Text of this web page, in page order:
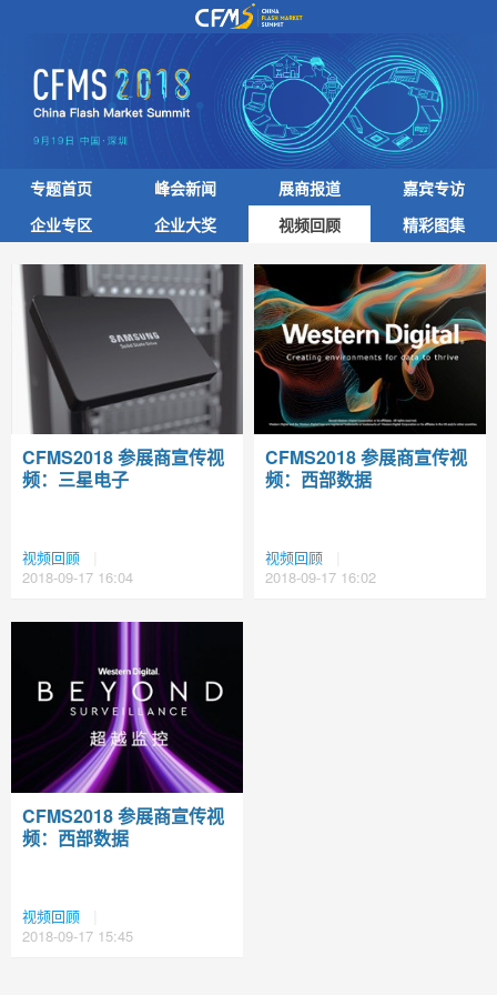
专题首页 峰会新闻 展商报道
嘉宾专访
企业专区
企业大奖 视频回顾 精彩图集
CFMS2018 参展商宣传视
频：三星电子
视频回顾
2018-09-17 16:04
CFMS2018 参展商宣传视
频：西部数据
视频回顾
2018-09-17 16:02
CFMS2018 参展商宣传视
频：西部数据
视频回顾
2018-09-17 15:45